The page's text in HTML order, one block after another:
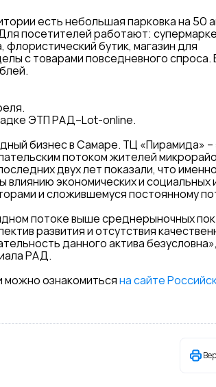
есть небольшая парковка на 50
посетителей работают:
флористический бутик, магазин для
с товарами повседневного
ЭТП РАД–Lot-online.
бизнес в Самаре. ТЦ «Пирамида» –
потоком жителей
двух лет показали, что
экономических и социальных
и сложившемуся постоянному
потоке выше среднерыночных
развития и отсутствия
данного актива
РАД.
ознакомитьсяна сайте